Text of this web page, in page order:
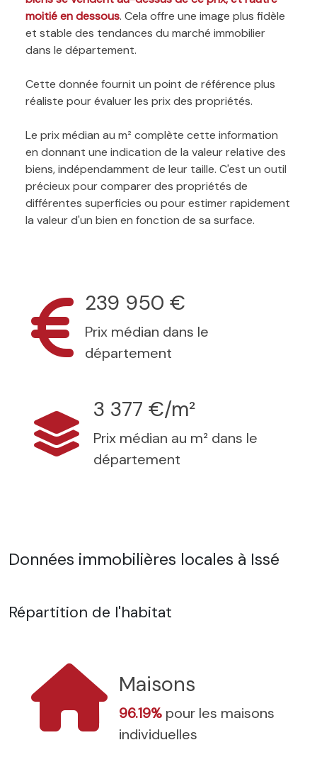
moitié en dessous. Cela offre une image plus fidèle
et stable des tendances du marché immobilier
dans le département.
Cette donnée fournit un point de référence plus
réaliste pour évaluer les prix des propriétés.
Le prix médian au m² complète cette information
en donnant une indication de la valeur relative des
biens, indépendamment de leur taille. C'est un outil
précieux pour comparer des propriétés de
différentes superficies ou pour estimer rapidement
la valeur d'un bien en fonction de sa surface.
239 950 €
Prix médian dans le
département
3 377 €/m²
Prix médian au m² dans le
département
Données immobilières locales à Issé
Répartition de l'habitat
Maisons
96.19% pour les maisons
individuelles